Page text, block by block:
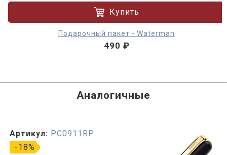
Купить
Подарочный пакет - Waterman
490 ₽
Аналогичные
-18%
Артикул: PC0911RP